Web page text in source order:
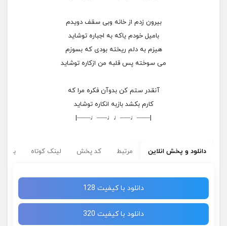
بیرون زدم از خانه وبی سقف دویدم
بامیل خودم یاکه به اجباره توشاید
هیزم به دلم ریخته بودی که بسوزم
می سوخته پس قلبه من ازکاره توشاید
آنقدر ستم کن بدوآن فکره مرا که
کارم بکشد بازبه انکاره توشاید
|——♩—–♩♩—–♩——|
دانلود و پخش انلاین مرتبط کد پخش لینک کوتاه
دانلود با کیفیت 128
دانلود با کیفیت 320